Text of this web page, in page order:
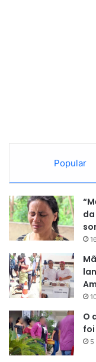
“Estar
é uma
Amapá.
da nossa
mas fala
Popular
O
5